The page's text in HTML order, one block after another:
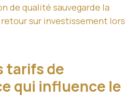
de qualité sauvegarde la
sur investissement lors
tarifs de
qui influence le